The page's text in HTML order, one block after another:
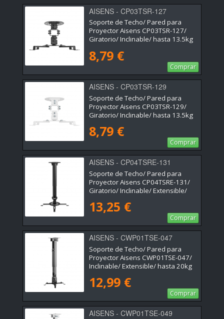
AISENS - CP03TSR-127
Soporte de Techo/ Pared para
Proyector Aisens CP03TSR-127/
Giratorio/ Inclinable/ hasta 13.5kg
8,79 €
Comprar
AISENS - CP03TSR-129
Soporte de Techo/ Pared para
Proyector Aisens CP03TSR-129/
Giratorio/ Inclinable/ hasta 13.5kg
8,79 €
Comprar
AISENS - CP04TSRE-131
Soporte de Techo/ Pared para
Proyector Aisens CP04TSRE-131/
Giratorio/ Inclinable/ Extensible/
13,25 €
Comprar
AISENS - CWP01TSE-047
Soporte de Techo/ Pared para
Proyector Aisens CWP01TSE-047/
Inclinable/ Extensible/ hasta 20kg
12,99 €
Comprar
AISENS - CWP01TSE-049